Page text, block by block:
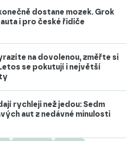
dostane mozek. Grok
i pro české řidiče
na dovolenou, změřte si
se pokutují i největší
rychleji než jedou: Sedm
aut z nedávné minulosti